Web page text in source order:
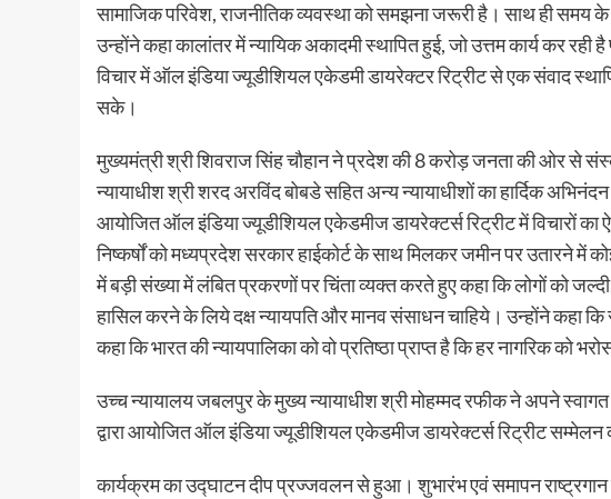
सामाजिक परिवेश, राजनीतिक व्यवस्था को समझना जरूरी है। साथ ही समय
उन्होंने कहा कालांतर में न्यायिक अकादमी स्थापित हुई, जो उत्तम कार्य कर रही
विचार में ऑल इंडिया ज्यूडीशियल एकेडमी डायरेक्टर रिट्रीट से एक संवाद
सके।
मुख्यमंत्री श्री शिवराज सिंह चौहान ने प्रदेश की 8 करोड़ जनता की ओर से
न्यायाधीश श्री शरद अरविंद बोबडे सहित अन्य न्यायाधीशों का हार्दिक
आयोजित ऑल इंडिया ज्यूडीशियल एकेडमीज डायरेक्टर्स रिट्रीट में विचारों
निष्कर्षों को मध्यप्रदेश सरकार हाईकोर्ट के साथ मिलकर जमीन पर उतारने में
में बड़ी संख्या में लंबित प्रकरणों पर चिंता व्यक्त करते हुए कहा कि लोगों को
हासिल करने के लिये दक्ष न्यायपति और मानव संसाधन चाहिये। उन्होंने कहा
कहा कि भारत की न्यायपालिका को वो प्रतिष्ठा प्राप्त है कि हर नागरिक को
उच्च न्यायालय जबलपुर के मुख्य न्यायाधीश श्री मोहम्मद रफीक ने अपने स्वागत
द्वारा आयोजित ऑल इंडिया ज्यूडीशियल एकेडमीज डायरेक्टर्स रिट्रीट सम्मेलन
कार्यक्रम का उद्घाटन दीप प्रज्जवलन से हुआ। शुभारंभ एवं समापन